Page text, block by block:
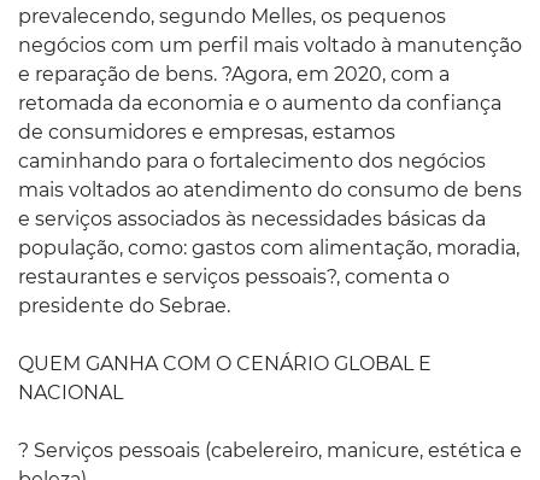
prevalecendo, segundo Melles, os pequenos
negócios com um perfil mais voltado à manutenção
e reparação de bens. ?Agora, em 2020, com a
retomada da economia e o aumento da confiança
de consumidores e empresas, estamos
caminhando para o fortalecimento dos negócios
mais voltados ao atendimento do consumo de bens
e serviços associados às necessidades básicas da
população, como: gastos com alimentação, moradia,
restaurantes e serviços pessoais?, comenta o
presidente do Sebrae.
QUEM GANHA COM O CENÁRIO GLOBAL E
NACIONAL
? Serviços pessoais (cabelereiro, manicure, estética e